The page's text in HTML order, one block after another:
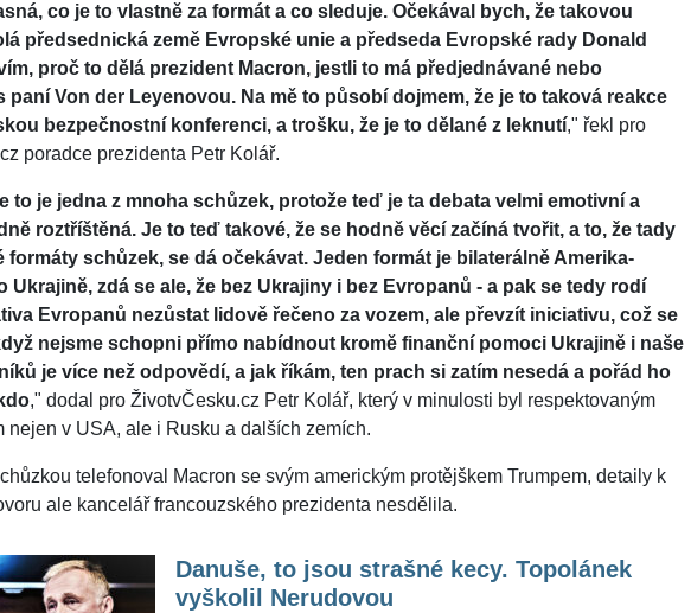
co je to vlastně za formát a co sleduje. Očekával bych, že takovou
předsednická země Evropské unie a předseda Evropské rady Donald
proč to dělá prezident Macron, jestli to má předjednávané nebo
paní Von der Leyenovou. Na mě to působí dojmem, že je to taková reakce
bezpečnostní konferenci, a trošku, že je to dělané z leknutí," řekl pro
poradce prezidenta Petr Kolář.
to je jedna z mnoha schůzek, protože teď je ta debata velmi emotivní a
roztříštěná. Je to teď takové, že se hodně věcí začíná tvořit, a to, že tady
formáty schůzek, se dá očekávat. Jeden formát je bilaterálně Amerika-
Ukrajině, zdá se ale, že bez Ukrajiny i bez Evropanů - a pak se tedy rodí
Evropanů nezůstat lidově řečeno za vozem, ale převzít iniciativu, což se
nejsme schopni přímo nabídnout kromě finanční pomoci Ukrajině i naše
je více než odpovědí, a jak říkám, ten prach si zatím nesedá a pořád ho
," dodal pro ŽivotvČesku.cz Petr Kolář, který v minulosti byl respektovaným
nejen v USA, ale i Rusku a dalších zemích.
telefonoval Macron se svým americkým protějškem Trumpem, detaily k
ale kancelář francouzského prezidenta nesdělila.
Danuše, to jsou strašné kecy. Topolánek
vyškolil Nerudovou